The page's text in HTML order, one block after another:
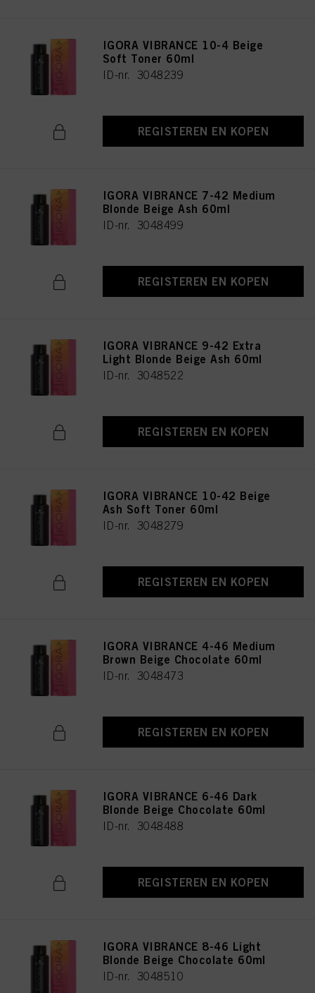
IGORA VIBRANCE 10-4 Beige
Soft Toner 60ml
ID-nr. 3048239
REGISTEREN EN KOPEN
IGORA VIBRANCE 7-42 Medium
Blonde Beige Ash 60ml
ID-nr. 3048499
REGISTEREN EN KOPEN
IGORA VIBRANCE 9-42 Extra
Light Blonde Beige Ash 60ml
ID-nr. 3048522
REGISTEREN EN KOPEN
IGORA VIBRANCE 10-42 Beige
Ash Soft Toner 60ml
ID-nr. 3048279
REGISTEREN EN KOPEN
IGORA VIBRANCE 4-46 Medium
Brown Beige Chocolate 60ml
ID-nr. 3048473
REGISTEREN EN KOPEN
IGORA VIBRANCE 6-46 Dark
Blonde Beige Chocolate 60ml
ID-nr. 3048488
REGISTEREN EN KOPEN
IGORA VIBRANCE 8-46 Light
Blonde Beige Chocolate 60ml
ID-nr. 3048510